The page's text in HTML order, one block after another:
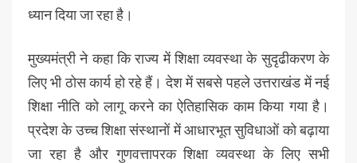
ध्यान दिया जा रहा है।
मुख्यमंत्री ने कहा कि राज्य में शिक्षा व्यवस्था के सुदृढीकरण के
लिए भी ठोस कार्य हो रहे हैं। देश में सबसे पहले उत्तराखंड में नई
शिक्षा नीति को लागू करने का ऐतिहासिक काम किया गया है।
प्रदेश के उच्च शिक्षा संस्थानों में आधारभूत सुविधाओं को बढ़ाया
जा रहा है और गुणवत्तापरक शिक्षा व्यवस्था के लिए सभी